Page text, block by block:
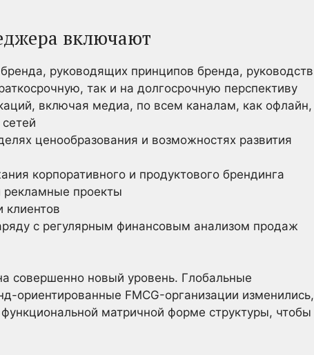
включают
руководящих принципов бренда, руководств
так и на долгосрочную перспективу
включая медиа, по всем каналам, как офлайн,
ценообразования и возможностях развития
корпоративного и продуктового брендинга
проекты
клиентов
с регулярным финансовым анализом продаж
совершенно новый уровень. Глобальные
ориентированные FMCG-организации изменились,
матричной форме структуры, чтобы